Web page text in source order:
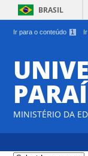
Ir para o conteúdo 1
BRASIL
MINISTÉRIO DA